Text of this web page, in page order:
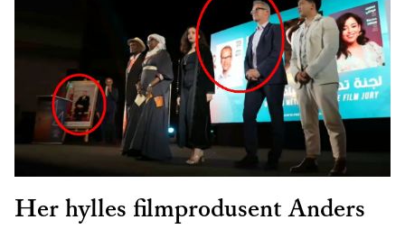
Her hylles filmprodusent Anders